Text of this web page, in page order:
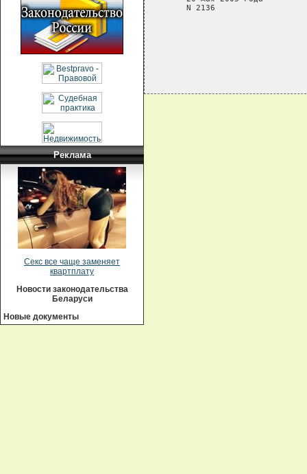
Реклама
Секс все чаще заменяет
квартплату
Новости законодательства
Беларуси
Новые документы
   N 2136